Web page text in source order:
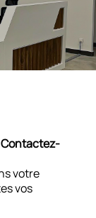
Contactez-
votre
vos